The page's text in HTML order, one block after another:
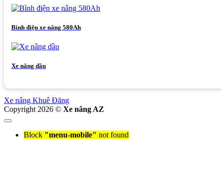
Bình điện xe nâng 580Ah
Xe nâng dầu
Xe nâng Khuê Đăng
Copyright 2026 © Xe nâng AZ
Block "menu-mobile" not found